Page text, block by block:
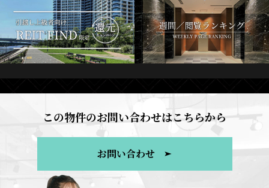
この物件のお問い合わせはこちらから
お問い合わせ